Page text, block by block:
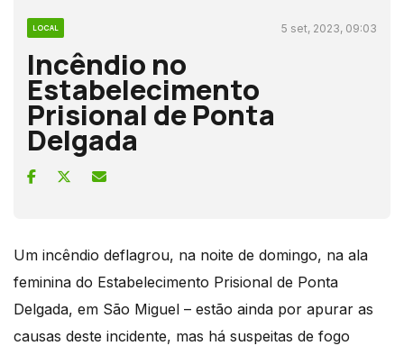
LOCAL 5 set, 2023, 09:03
Incêndio no
Estabelecimento
Prisional de Ponta
Delgada
Um incêndio deflagrou, na noite de domingo, na ala
feminina do Estabelecimento Prisional de Ponta
Delgada, em São Miguel – estão ainda por apurar as
causas deste incidente, mas há suspeitas de fogo